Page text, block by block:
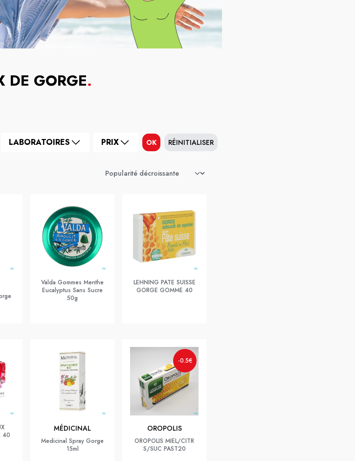
DE GORGE.
LABORATOIRES PRIX OK RÉINITIALISER
Valda Gommes Menthe
Eucalyptus Sans Sucre
50g
LEHNING PATE SUISSE
GORGE GOMME 40
40
MÉDICINAL
Medicinal Spray Gorge
15ml
-0.5€
OROPOLIS
OROPOLIS MIEL/CITR
S/SUC PAST20